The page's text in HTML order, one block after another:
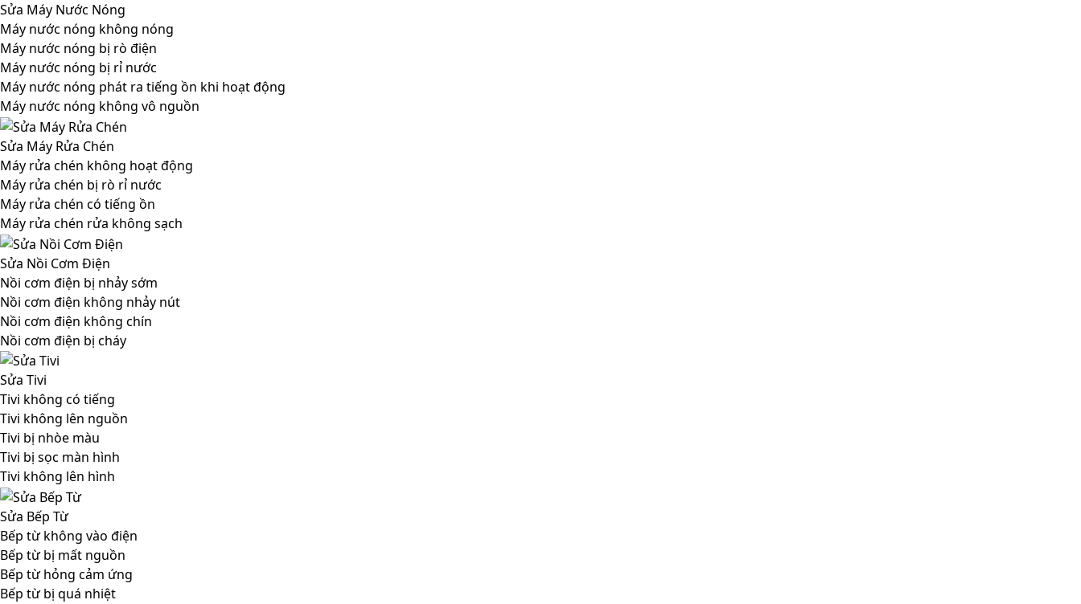
Sửa Máy Nước Nóng
Máy nước nóng không nóng
Máy nước nóng bị rò điện
Máy nước nóng bị rỉ nước
Máy nước nóng phát ra tiếng ồn khi hoạt động
Máy nước nóng không vô nguồn
Sửa Máy Rửa Chén
Máy rửa chén không hoạt động
Máy rửa chén bị rò rỉ nước
Máy rửa chén có tiếng ồn
Máy rửa chén rửa không sạch
Sửa Nồi Cơm Điện
Nồi cơm điện bị nhảy sớm
Nồi cơm điện không nhảy nút
Nồi cơm điện không chín
Nồi cơm điện bị cháy
Sửa Tivi
Tivi không có tiếng
Tivi không lên nguồn
Tivi bị nhòe màu
Tivi bị sọc màn hình
Tivi không lên hình
Sửa Bếp Từ
Bếp từ không vào điện
Bếp từ bị mất nguồn
Bếp từ hỏng cảm ứng
Bếp từ bị quá nhiệt